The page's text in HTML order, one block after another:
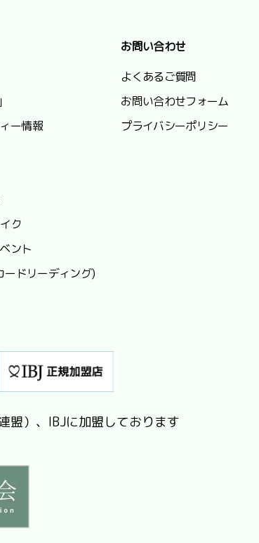
ー情報
ク
ント
ードリーディング)
お問い合わせ
よくあるご質問
お問い合わせフォーム
プライバシーポリシー
盟）、IBJに加盟しております